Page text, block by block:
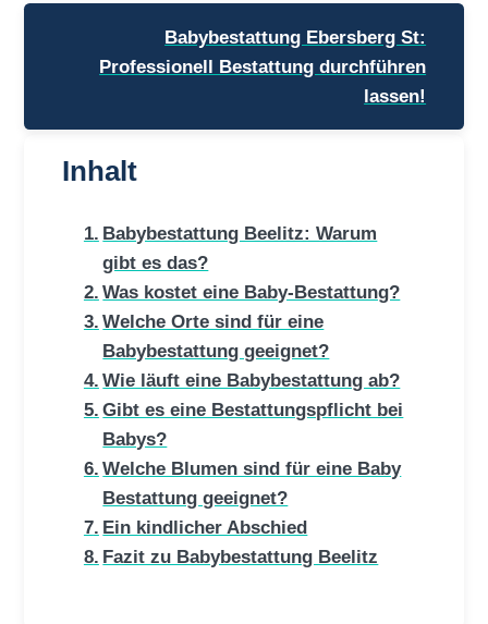
Babybestattung Ebersberg St:
Professionell Bestattung durchführen
lassen!
Inhalt
Babybestattung Beelitz: Warum
gibt es das?
Was kostet eine Baby-Bestattung?
Welche Orte sind für eine
Babybestattung geeignet?
Wie läuft eine Babybestattung ab?
Gibt es eine Bestattungspflicht bei
Babys?
Welche Blumen sind für eine Baby
Bestattung geeignet?
Ein kindlicher Abschied
Fazit zu Babybestattung Beelitz